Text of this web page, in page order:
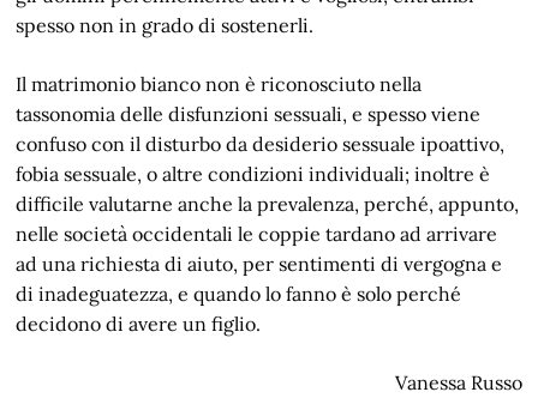
spesso non in grado di sostenerli.
Il matrimonio bianco non è riconosciuto nella
tassonomia delle disfunzioni sessuali, e spesso viene
confuso con il disturbo da desiderio sessuale ipoattivo,
fobia sessuale, o altre condizioni individuali; inoltre è
difficile valutarne anche la prevalenza, perché, appunto,
nelle società occidentali le coppie tardano ad arrivare
ad una richiesta di aiuto, per sentimenti di vergogna e
di inadeguatezza, e quando lo fanno è solo perché
decidono di avere un figlio.
Vanessa Russo